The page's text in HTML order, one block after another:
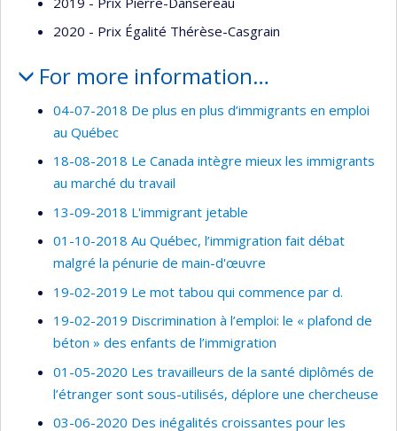
2020 - Prix Égalité Thérèse-Casgrain
For more information…
04-07-2018 De plus en plus d’immigrants en emploi
au Québec
18-08-2018 Le Canada intègre mieux les immigrants
au marché du travail
13-09-2018 L'immigrant jetable
01-10-2018 Au Québec, l’immigration fait débat
malgré la pénurie de main-d'œuvre
19-02-2019 Le mot tabou qui commence par d.
19-02-2019 Discrimination à l’emploi: le « plafond de
béton » des enfants de l’immigration
01-05-2020 Les travailleurs de la santé diplômés de
l’étranger sont sous-utilisés, déplore une chercheuse
03-06-2020 Des inégalités croissantes pour les